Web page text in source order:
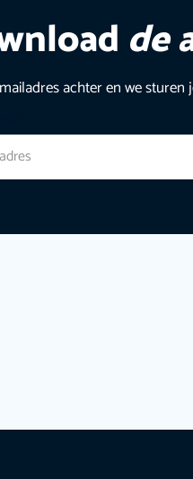
de
achter en we